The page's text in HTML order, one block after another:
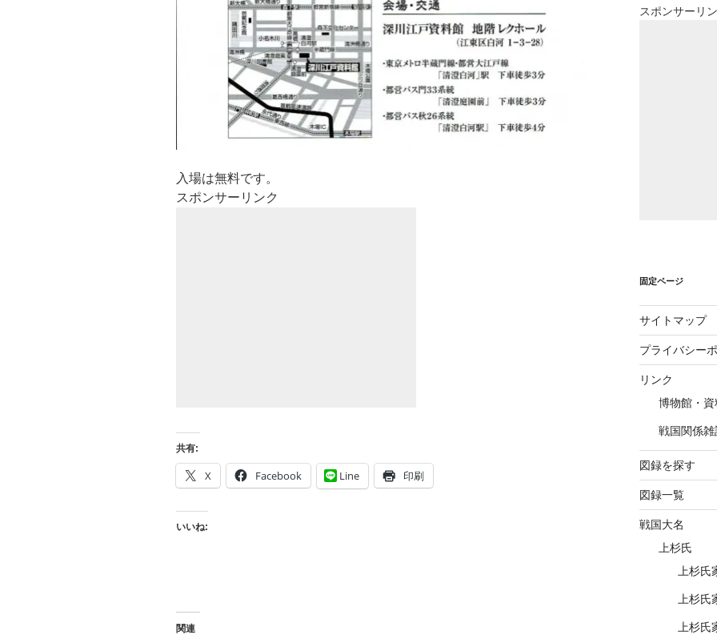
入場は無料です。
スポンサーリンク
共有:
X Facebook Line 印刷
いいね:
関連
スポンサーリ
固定ページ
サイトマップ
プライバシー
リンク
博物館・
戦国関係雑
図録を探す
図録一覧
戦国大名
上杉氏
上杉氏
上杉氏
上杉氏